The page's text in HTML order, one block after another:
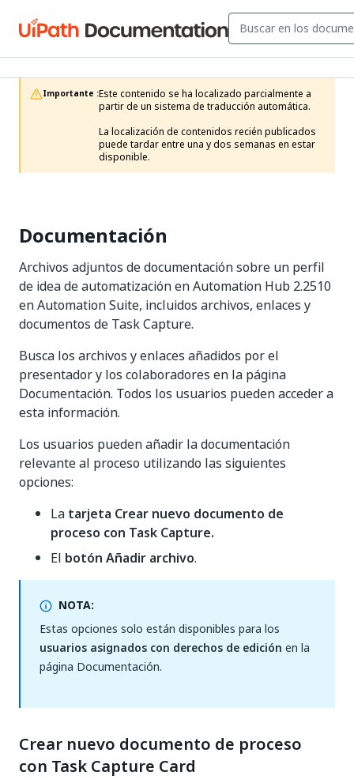
Importante :Este contenido se ha localizado parcialmente a
partir de un sistema de traducción automática.
La localización de contenidos recién publicados
puede tardar entre una y dos semanas en estar
disponible.
Documentación
Archivos adjuntos de documentación sobre un perfil
de idea de automatización en Automation Hub 2.2510
en Automation Suite, incluidos archivos, enlaces y
documentos de Task Capture.
Busca los archivos y enlaces añadidos por el
presentador y los colaboradores en la página
Documentación. Todos los usuarios pueden acceder a
esta información.
Los usuarios pueden añadir la documentación
relevante al proceso utilizando las siguientes
opciones:
La tarjeta Crear nuevo documento de
proceso con Task Capture.
El botón Añadir archivo.
NOTA:
Estas opciones solo están disponibles para los
usuarios asignados con derechos de edición en la
página Documentación.
Crear nuevo documento de proceso
con Task Capture Card